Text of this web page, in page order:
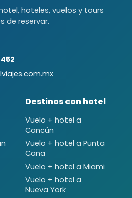
hoteles, vuelos y tours
de reservar.
Destinos con hotel
Vuelo + hotel a
Cancún
Vuelo + hotel a Punta
Cana
Vuelo + hotel a Miami
Vuelo + hotel a
Nueva York